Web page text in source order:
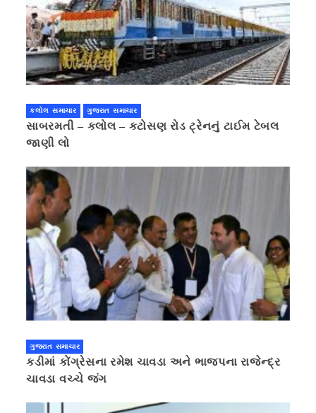
કલોલ સમાચાર ગુજરાત સમાચાર
સાબરમતી – કલોલ – કટોસણ રોડ ટ્રેનનું ટાઈમ ટેબલ
જાણી લો
ગુજરાત સમાચાર
કડીમાં કોંગ્રેસના રમેશ ચાવડા અને ભાજપના રાજેન્દ્ર
ચાવડા વચ્ચે જંગ